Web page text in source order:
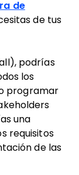
de
de tus
podrías
los
programar
una
requisitos
de las